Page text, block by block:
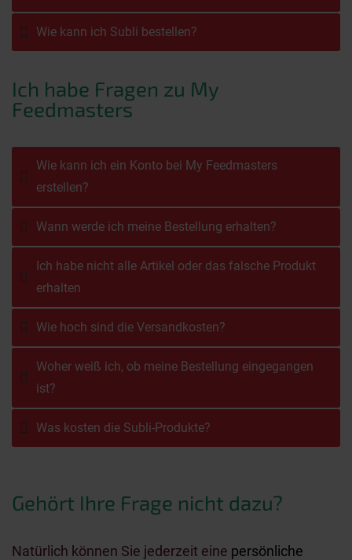
Wie kann ich Subli bestellen?
Ich habe Fragen zu My
Feedmasters
Wie kann ich ein Konto bei My Feedmasters
erstellen?
Wann werde ich meine Bestellung erhalten?
Ich habe nicht alle Artikel oder das falsche Produkt
erhalten
Wie hoch sind die Versandkosten?
Woher weiß ich, ob meine Bestellung eingegangen
ist?
Was kosten die Subli-Produkte?
Gehört Ihre Frage nicht dazu?
Natürlich können Sie jederzeit eine persönliche